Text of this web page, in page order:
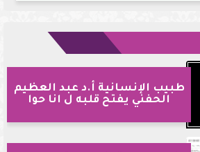
طبيب الإنسانية أ.د عبد العظيم
الحفني يفتح قلبه ل انا حوا